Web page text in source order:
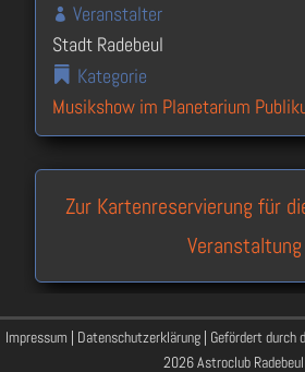
Veranstalter
Stadt Radebeul
Kategorie
Musikshow im Planetarium
Zur Kartenreservierung für
Veranstaltung
Impressum | Datenschutzerklärung| Gefördert durch
2026 Astroclub Radebeul